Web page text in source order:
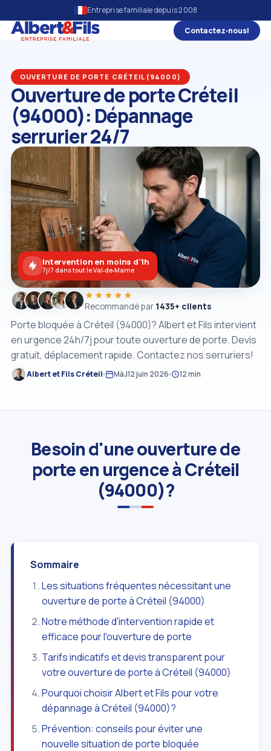
Entreprise familiale depuis 2008
Contactez‑nous!
OUVERTURE DE PORTE CRÉTEIL (94000)
Ouverture de porte Créteil
(94000): Dépannage
serrurier 24/7
Porte bloquée à Créteil (94000)? Albert et Fils intervient
en urgence 24h/7j pour toute ouverture de porte. Devis
gratuit, déplacement rapide. Contactez nos serruriers!
Albert et Fils Créteil MàJ12 juin 2026 12 min
★★★★★
Recommandé par 1435+ clients
Intervention en moins d'1h
7j/7 dans tout le Val‑de‑Marne
Besoin d'une ouverture de
porte en urgence à Créteil
(94000)?
Sommaire
Les situations fréquentes nécessitant une
ouverture de porte à Créteil (94000)
Notre méthode d'intervention rapide et
efficace pour l'ouverture de porte
Tarifs indicatifs et devis transparent pour
votre ouverture de porte à Créteil (94000)
Pourquoi choisir Albert et Fils pour votre
dépannage à Créteil (94000)?
Prévention: conseils pour éviter une
nouvelle situation de porte bloquée